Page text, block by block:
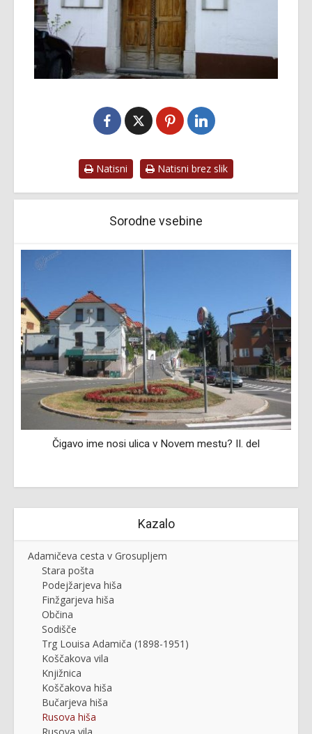
Natisni Natisni brez slik
Sorodne vsebine
Čigavo ime nosi ulica v Novem mestu? II. del
Kazalo
Adamičeva cesta v Grosupljem
Stara pošta
Podejžarjeva hiša
Finžgarjeva hiša
Občina
Sodišče
Trg Louisa Adamiča (1898-1951)
Koščakova vila
Knjižnica
Koščakova hiša
Bučarjeva hiša
Rusova hiša